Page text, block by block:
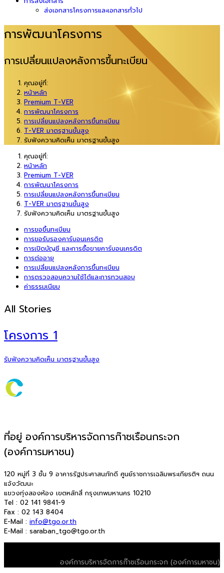
ส่งเอกสารโครงการและเอกสารทั่วไป
การพัฒนาโครงการ
การเปลี่ยนแปลงหลังการขึ้นทะเบียน
คุณอยู่ที่:
หน้าหลัก
Premium T-VER
การพัฒนาโครงการ
การเปลี่ยนแปลงหลังการขึ้นทะเบียน
T-VER มาตรฐานขั้นสูง
รับฟังความคิดเห็น มาตรฐานขั้นสูง
คุณอยู่ที่:
หน้าหลัก
Premium T-VER
การพัฒนาโครงการ
การเปลี่ยนแปลงหลังการขึ้นทะเบียน
T-VER มาตรฐานขั้นสูง
รับฟังความคิดเห็น มาตรฐานขั้นสูง
การขอขึ้นทะเบียน
การขอรับรองคาร์บอนเครดิต
การเปิดบัญชี และการซื้อขายคาร์บอนเครดิต
การต่ออายุ
การเปลี่ยนแปลงหลังการขึ้นทะเบียน
การตรวจสอบความใช้ได้และการทวนสอบ
ค่าธรรมเนียม
All Stories
โครงการ 1
รับฟังความคิดเห็น มาตรฐานขั้นสูง
ที่อยู่ องค์การบริหารจัดการก๊าซเรือนกระจก
(องค์การมหาชน)
120 หมู่ที่ 3 ชั้น 9 อาคารรัฐประศาสนภักดี ศูนย์ราชการเฉลิมพระเกียรติฯ ถนน
แจ้งวัฒนะ
แขวงทุ่งสองห้อง เขตหลักสี่ กรุงเทพมหานคร 10210
Tel : 02 141 9841-9
Fax : 02 143 8404
E-Mail : info@tgo.or.th
E-Mail : saraban_tgo@tgo.or.th
องค์การบริหารจัดการก๊าซเรือนกระจก (องค์การมหาชน)